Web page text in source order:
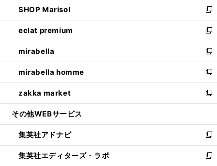
く
で
開
く
ド
ウ
で
開
く
ィ
ン
ド
ウ
で
開
く
い
ウ
ィ
ン
ド
ウ
で
開
く
SHOP Marisol
新
し
い
ウ
ィ
ン
ド
ウ
で
開
eclat premium
新
し
い
ウ
ィ
ン
ド
ウ
開
く
mirabella
新
し
い
ウ
ィ
ン
ウ
で
開
く
mirabella homme
新
し
い
ウ
ン
ド
ウ
で
zakka market
新
し
ウ
ィ
ン
ド
その他WEBサービス
集英社アドナビ
新
し
い
集英社エディターズ・ラボ
新